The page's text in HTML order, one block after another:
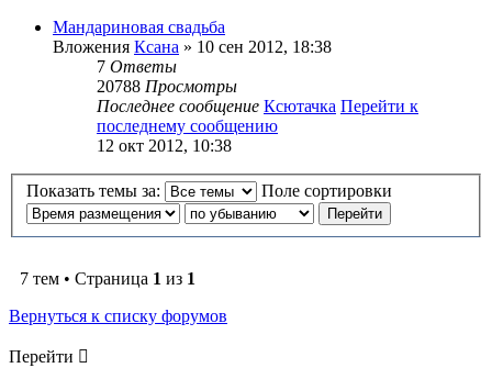
Мандариновая свадьба
Вложения Ксана » 10 сен 2012, 18:38
7 Ответы
20788 Просмотры
Последнее сообщение Ксютачка Перейти к
последнему сообщению
12 окт 2012, 10:38
Показать темы за: Поле сортировки
7 тем • Страница 1 из 1
Вернуться к списку форумов
Перейти